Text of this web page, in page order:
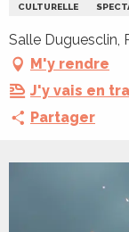
CULTURELLE
Salle Duguesclin,
M'y rendre
J'y vais en
Partager